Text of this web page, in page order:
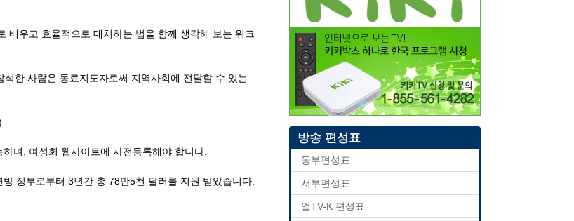
배우고 효율적으로 대처하는 법을 함께 생각해 보는 워크
한 사람은 동료지도자로써 지역사회에 전달할 수 있는
며, 여성회 웹사이트에 사전등록해야 합니다.
정부로부터 3년간 총 78만5천 달러를 지원 받았습니다.
방송 편성표
동부편성표
서부편성표
얼TV-K 편성표